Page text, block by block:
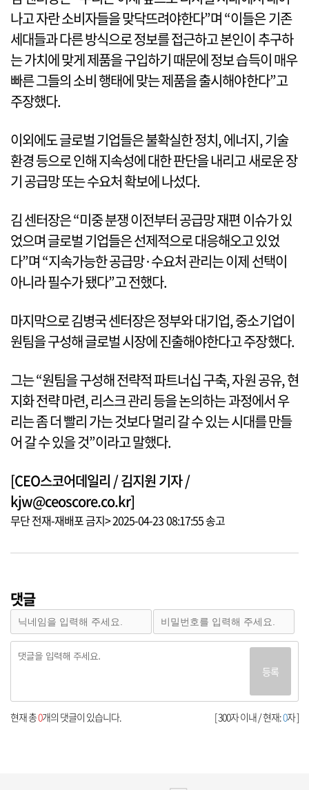
나고 자란 소비자들을 맞닥뜨려야한다”며 “이들은 기존
세대들과 다른 방식으로 정보를 접근하고 본인이 추구하
는 가치에 맞게 제품을 구입하기 때문에 정보 습득이 매우
빠른 그들의 소비 행태에 맞는 제품을 출시해야한다”고
주장했다.
이외에도 글로벌 기업들은 불확실한 정치, 에너지, 기술
환경 등으로 인해 지속성에 대한 판단을 내리고 새로운 장
기 공급망 또는 수요처 확보에 나섰다.
김 센터장은 “미중 분쟁 이전부터 공급망 재편 이슈가 있
었으며 글로벌 기업들은 선제적으로 대응해오고 있었
다”며 “지속가능한 공급망·수요처 관리는 이제 선택이
아니라 필수가 됐다”고 전했다.
마지막으로 김병국 센터장은 정부와 대기업, 중소기업이
원팀을 구성해 글로벌 시장에 진출해야한다고 주장했다.
그는 “원팀을 구성해 전략적 파트너십 구축, 자원 공유, 현
지화 전략 마련, 리스크 관리 등을 논의하는 과정에서 우
리는 좀 더 빨리 가는 것보다 멀리 갈 수 있는 시대를 만들
어 갈 수 있을 것”이라고 말했다.
[CEO스코어데일리 / 김지원 기자 /
kjw@ceoscore.co.kr]
무단 전재-재배포 금지> 2025-04-23 08:17:55 송고
댓글
등록
[ 300자 이내 / 현재:0자 ]
현재 총0개의 댓글이 있습니다.